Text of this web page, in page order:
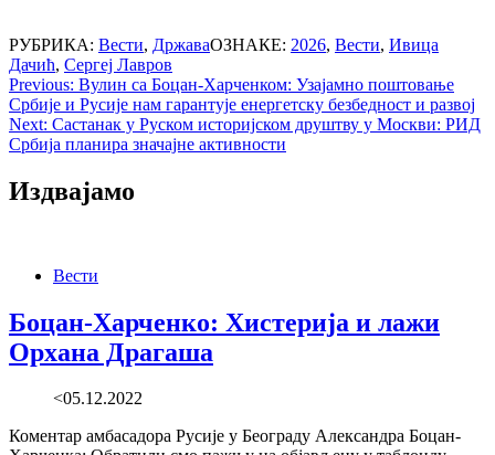
РУБРИКА: Вести, ДржаваОЗНАКЕ: 2026, Вести, Ивица
Дачић, Сергеј Лавров
Post
navigation
Previous: Вулин са Боцан-Харченком: Узајамно поштовање
Србије и Русије нам гарантује енергетску безбедност и развој
Next: Састанак у Руском историјском друштву у Москви: РИД
Србија планира значајне активности
Издвајамо
Вести
Боцан-Харченко: Хистерија и лажи
Орхана Драгаша
<05.12.2022
Коментар амбасадора Русије у Београду Александра Боцан-